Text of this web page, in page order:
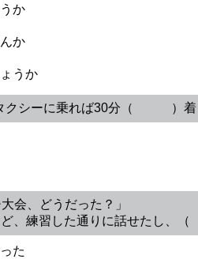
か
か
うか
クシーに乗れば30分（ ）着
会、どうだった？」
ど、練習した通りに話せたし
た